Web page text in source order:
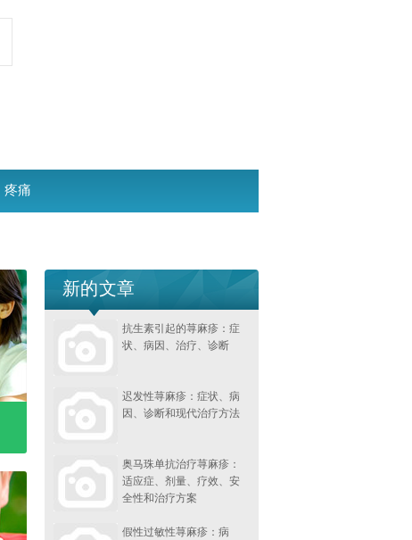
疼痛
新的文章
抗生素引起的荨麻疹：症
状、病因、治疗、诊断
迟发性荨麻疹：症状、病
因、诊断和现代治疗方法
奥马珠单抗治疗荨麻疹：
适应症、剂量、疗效、安
全性和治疗方案
假性过敏性荨麻疹：病